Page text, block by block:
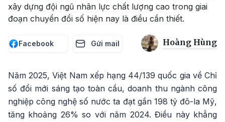
xây dựng đội ngũ nhân lực chất lượng cao trong giai
đoạn chuyển đổi số hiện nay là điều cần thiết.
Facebook Gửi mail Hoàng Hùng
Năm 2025, Việt Nam xếp hạng 44/139 quốc gia về Chỉ
số đổi mới sáng tạo toàn cầu, doanh thu ngành công
nghiệp công nghệ số nước ta đạt gần 198 tỷ đô-la Mỹ,
tăng khoảng 26% so với năm 2024. Điều này khẳng